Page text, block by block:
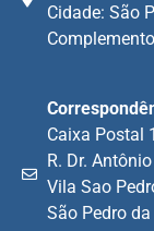
Cidade: São
Caixa Postal
R. Dr.
Vila Sao
São Pedro